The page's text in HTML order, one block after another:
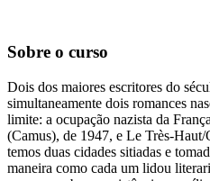
Sobre o curso
Dois dos maiores escritores do
simultaneamente dois romances
limite: a ocupação nazista da
(Camus), de 1947, e Le Très-
temos duas cidades sitiadas e
maneira como cada um lidou